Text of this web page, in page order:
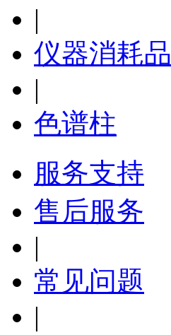
|
仪器消耗品
|
色谱柱
服务支持
售后服务
|
常见问题
|